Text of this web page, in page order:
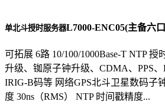
单北斗授时服务器L7000-ENC05(主备六
可拓展 6路 10/100/1000Base-T NTP
升级、铷原子钟升级、CDMA、PPS、
IRIG-B码等 网络GPS北斗卫星数码子
度 30ns（RMS） NTP 时间戳精度...